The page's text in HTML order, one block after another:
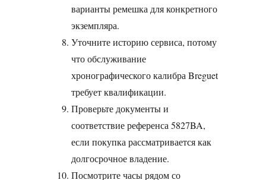
варианты ремешка для конкретного
экземпляра.
Уточните историю сервиса, потому
что обслуживание
хронографического калибра Breguet
требует квалификации.
Проверьте документы и
соответствие референса 5827BA,
если покупка рассматривается как
долгосрочное владение.
Посмотрите часы рядом со